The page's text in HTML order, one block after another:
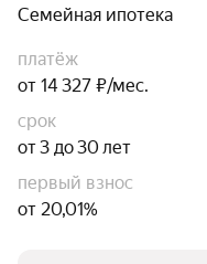
Семейная ипотека
платёж
от 14 327 ₽/мес.
срок
от 3 до 30 лет
первый взнос
от 20,01%